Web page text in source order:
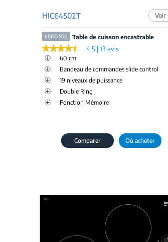
HIC64502T Voir
bPRO 500
Table de cuisson encastrable
★★★★★
★★★★★ 4.5 | 13 avis
60 cm
Bandeau de commandes slide control
19 niveaux de puissance
Double Ring
Fonction Mémoire
Comparer Où acheter